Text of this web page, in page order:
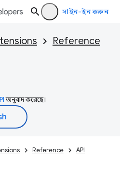
সাইন-ইন করুন
Reference
অনুবাদ করেছে।
Reference API